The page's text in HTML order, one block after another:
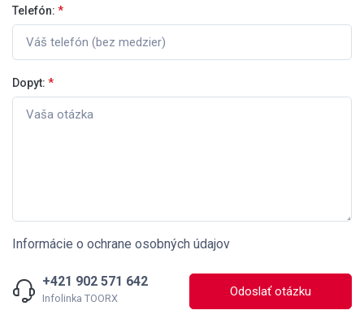
Telefón: *
Dopyt: *
Informácie o ochrane osobných údajov
+421 902 571 642
Infolinka TOORX Odoslať otázku